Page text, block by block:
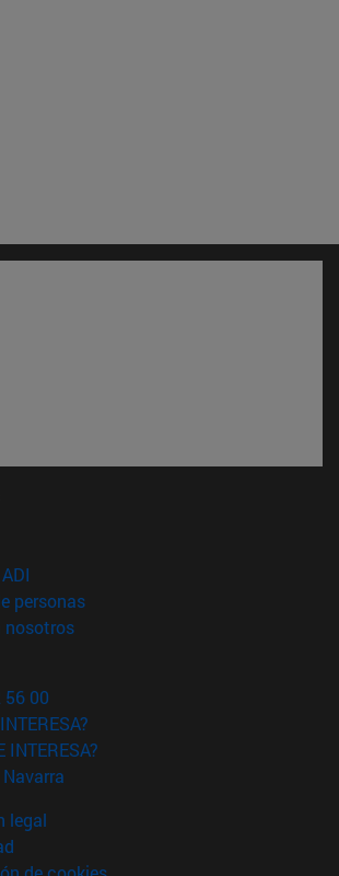
en nueva ventana)
personas(abre en nueva ventana)
nosotros(abre en nueva ventana)
56 00
INTERESA?
legal